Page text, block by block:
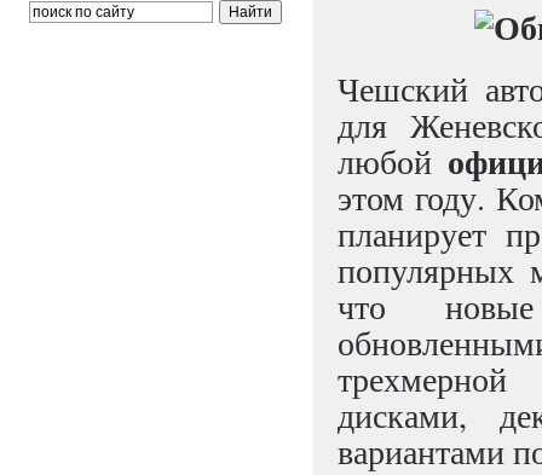
Чешский
для
любой
этом году.
планирует
популярных
что
дисками,
вариантами